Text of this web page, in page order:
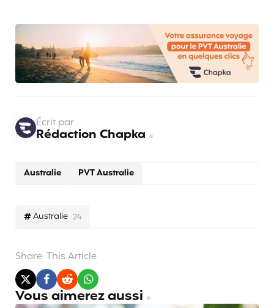
Australie 24
Australie PVT Australie
Écrit par
Rédaction Chapka
Share This Article
Vous aimerez aussi